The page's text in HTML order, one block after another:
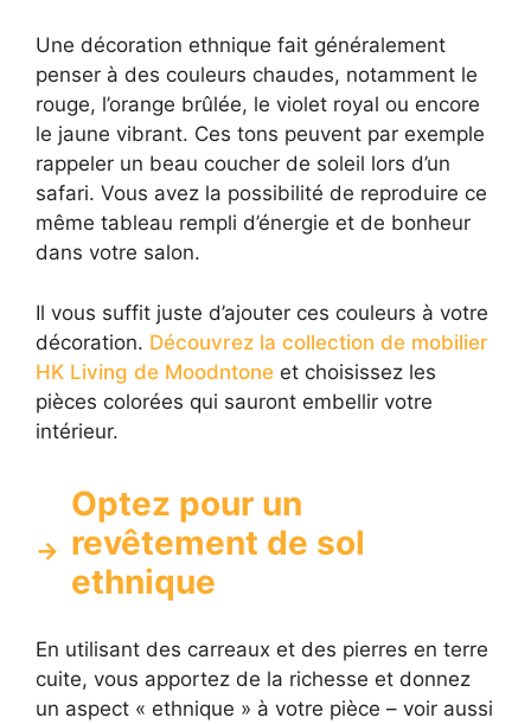
Une décoration ethnique fait généralement
penser à des couleurs chaudes, notamment le
rouge, l’orange brûlée, le violet royal ou encore
le jaune vibrant. Ces tons peuvent par exemple
rappeler un beau coucher de soleil lors d’un
safari. Vous avez la possibilité de reproduire ce
même tableau rempli d’énergie et de bonheur
dans votre salon.
Il vous suffit juste d’ajouter ces couleurs à votre
décoration. Découvrez la collection de mobilier
HK Living de Moodntone et choisissez les
pièces colorées qui sauront embellir votre
intérieur.
Optez pour un
revêtement de sol
ethnique
En utilisant des carreaux et des pierres en terre
cuite, vous apportez de la richesse et donnez
un aspect « ethnique » à votre pièce – voir aussi